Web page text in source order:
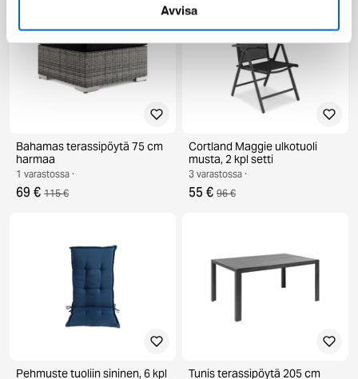
Avvisa
Bahamas terassipöytä 75 cm
harmaa
1 varastossa ·
69 € 115 €
Cortland Maggie ulkotuoli
musta, 2 kpl setti
3 varastossa ·
55 € 96 €
Pehmuste tuoliin sininen, 6 kpl
Tunis terassipöytä 205 cm